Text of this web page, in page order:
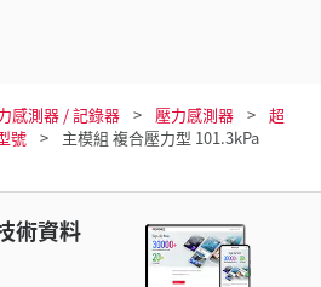
感測器 / 記錄器 壓力感測器
超
號
主模組 複合壓力型 101.3kPa
術資料